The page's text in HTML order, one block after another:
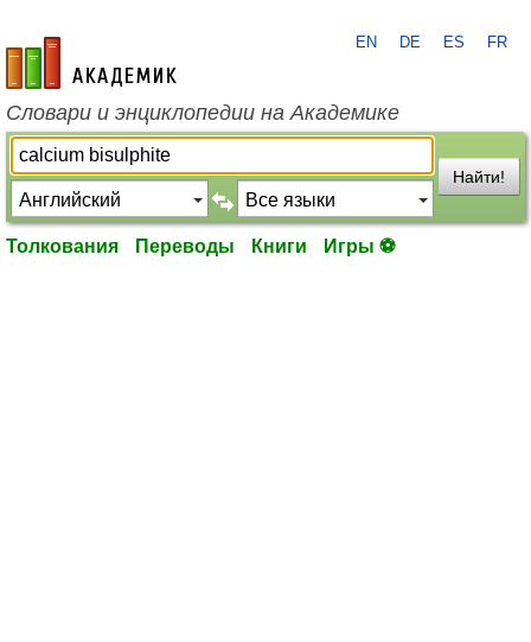
academic.ru
EN DE ES FR
Словари и энциклопедии на Академике
Найти!
Толкования Переводы Книги Игры ⚽